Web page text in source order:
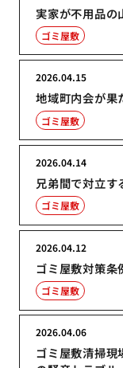
実家が不用品の
ゴミ屋敷
地域町内会が果
2026.04.15
ゴミ屋敷
兄弟間で対立
2026.04.14
ゴミ屋敷
ゴミ屋敷対策条
2026.04.12
ゴミ屋敷
ゴミ屋敷清掃現
2026.04.06